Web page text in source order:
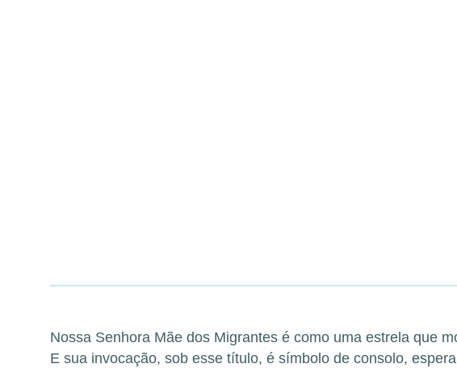
Nossa Senhora Mãe dos Migrantes é como uma estrela que
E sua invocação, sob esse título, é símbolo de consolo,